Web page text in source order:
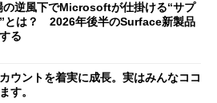
の逆風下でMicrosoftが仕掛ける“サプ
とは？ 2026年後半のSurface新製品
る
ウントを着実に成長。実はみんなココ
す。